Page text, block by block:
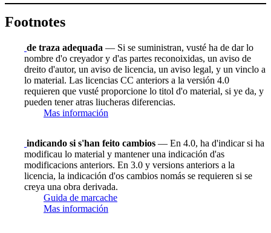
Footnotes
de traza adequada — Si se suministran, vusté ha de dar lo
nombre d'o creyador y d'as partes reconoixidas, un aviso de
dreito d'autor, un aviso de licencia, un aviso legal, y un vinclo a
lo material. Las licencias CC anteriors a la versión 4.0
requieren que vusté proporcione lo titol d'o material, si ye da, y
pueden tener atras liucheras diferencias.
Mas información
indicando si s'han feito cambios — En 4.0, ha d'indicar si ha
modificau lo material y mantener una indicación d'as
modificacions anteriors. En 3.0 y versions anteriors a la
licencia, la indicación d'os cambios nomás se requieren si se
creya una obra derivada.
Guida de marcache
Mas información